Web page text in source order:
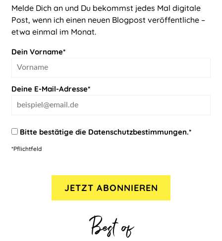
Melde Dich an und Du bekommst jedes Mal digitale
Post, wenn ich einen neuen Blogpost veröffentliche –
etwa einmal im Monat.
Dein Vorname*
Deine E-Mail-Adresse*
Bitte bestätige die Datenschutzbestimmungen.*
*Pflichtfeld
Best of